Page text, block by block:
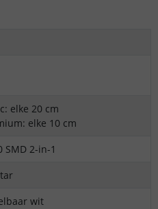
elke 20 cm
elke 10 cm
SMD 2-in-1
wit